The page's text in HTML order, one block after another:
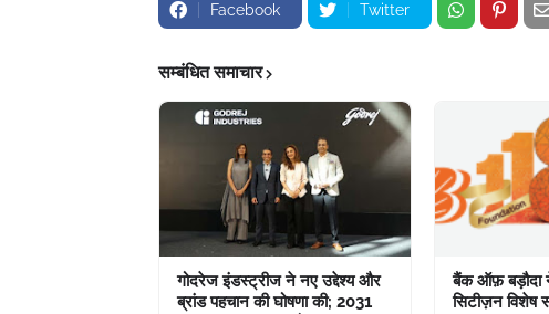
Facebook Twitter
सम्बंधित समाचार
गोदरेज इंडस्ट्रीज ने नए उद्देश्य और
ब्रांड पहचान की घोषणा की; 2031
बैंक ऑफ़ बड़ौदा
सिटीज़न विशेष